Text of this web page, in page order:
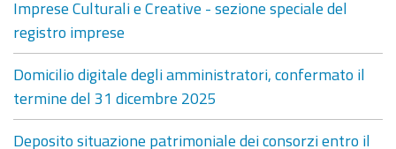
Imprese Culturali e Creative - sezione speciale del
registro imprese
Domicilio digitale degli amministratori, confermato il
termine del 31 dicembre 2025
Deposito situazione patrimoniale dei consorzi entro il